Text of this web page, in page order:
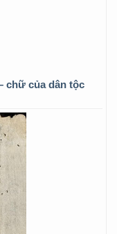
chữ của dân tộc